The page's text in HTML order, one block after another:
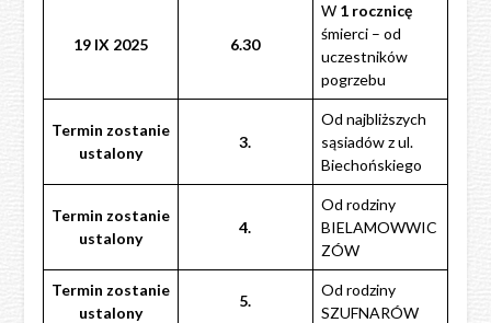
19 IX 2025 6.30
W 1 rocznicę
śmierci – od
uczestników
pogrzebu
Termin zostanie
ustalony
3.
Od najbliższych
sąsiadów z ul.
Biechońskiego
Termin zostanie
ustalony
4.
Od rodziny
BIELAMOWWIC
ZÓW
Termin zostanie
ustalony
5.
Od rodziny
SZUFNARÓW